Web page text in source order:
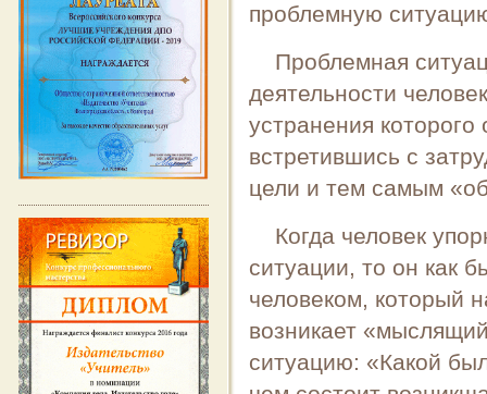
проблемную
Проблемная
деятельности
устранения
встретившись с
цели и тем самым
Когда человек
ситуации, то он как
человеком, который
возникает
ситуацию: «Какой